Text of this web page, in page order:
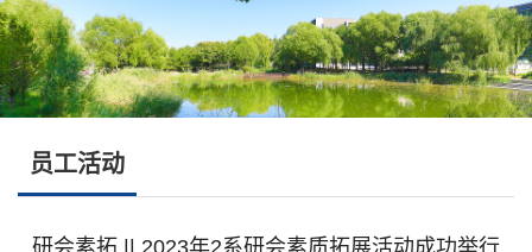
员工活动